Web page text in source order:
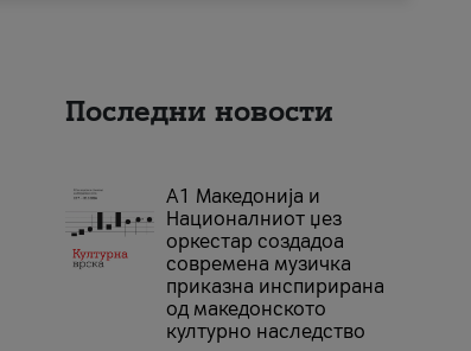
Последни новости
А1 Македонија и
Националниот џез
оркестар создадоа
современа музичка
приказна инспирирана
од македонското
културно наследство